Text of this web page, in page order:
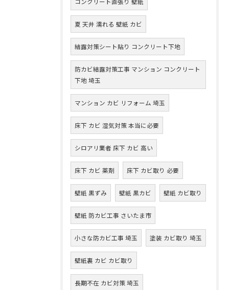
夏 天井 濡れる 壁紙 カビ
結露対策シート貼り コンクリート下地
防カビ結露対策工事 マンション コンクリート
下地 埼玉
マンション カビ リフォーム 埼玉
床下 カビ 湿気対策 本当に必要
シロアリ業者 床下 カビ 高い
床下 カビ 薬剤 床下 カビ取り 必要
壁紙 黒ずみ 壁紙 黒カビ 壁紙 カビ取り
壁紙 防カビ工事 さいたま市
小さな防カビ工事 埼玉 塗装 カビ取り 埼玉
壁紙裏 カビ カビ取り
長期不在 カビ対策 埼玉